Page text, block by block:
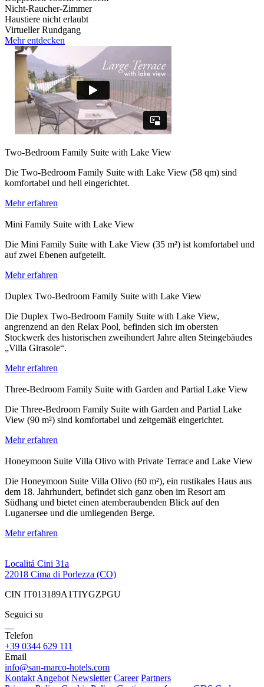
Nicht-Raucher-Zimmer
Haustiere nicht erlaubt
Virtueller Rundgang
Mehr entdecken
Two-Bedroom Family Suite with Lake View
Die Two-Bedroom Family Suite with Lake View (58 qm) sind
komfortabel und hell eingerichtet.
Mehr erfahren
Mini Family Suite with Lake View
Die Mini Family Suite with Lake View (35 m²) ist komfortabel und
auf zwei Ebenen aufgeteilt.
Mehr erfahren
Duplex Two-Bedroom Family Suite with Lake View
Die Duplex Two-Bedroom Family Suite with Lake View,
angrenzend an den Relax Pool, befinden sich im obersten
Stockwerk des historischen zweihundert Jahre alten Steingebäudes
„Villa Girasole“.
Mehr erfahren
Three-Bedroom Family Suite with Garden and Partial Lake View
Die Three-Bedroom Family Suite with Garden and Partial Lake
View (90 m²) sind komfortabel und zeitgemäß eingerichtet.
Mehr erfahren
Honeymoon Suite Villa Olivo with Private Terrace and Lake View
Die Honeymoon Suite Villa Olivo (60 m²), ein rustikales Haus aus
dem 18. Jahrhundert, befindet sich ganz oben im Resort am
Südhang und bietet einen atemberaubenden Blick auf den
Luganersee und die umliegenden Berge.
Mehr erfahren
Localitá Cini 31a
22018 Cima di Porlezza (CO)
CIN IT013189A1TIYGZPGU
Seguici su
Telefon
+39 0344 629 111
Email
info@san-marco-hotels.com
Kontakt Angebot Newsletter Career Partners